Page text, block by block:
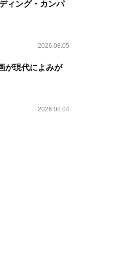
ィング・カンパ
2026.08.05
が現代によみが
2026.08.04